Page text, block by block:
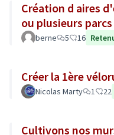
Création d aires
ou plusieurs
berne 5 16
Créer la 1ère
Nicolas Marty 1 22
Cultivons nos